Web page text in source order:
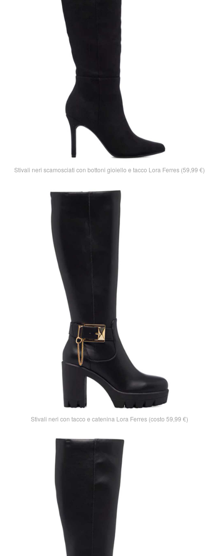
Stivali neri scamosciati con bottoni gioiello e tacco Lora Ferres (59,99 €)
Stivali neri con tacco e catenina Lora Ferres (costo 59,99 €)